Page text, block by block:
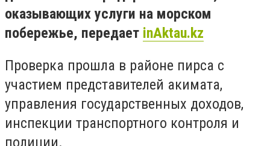
оказывающих услуги на морском
побережье, передает inAktau.kz
Проверка прошла в районе пирса с
участием представителей акимата,
управления государственных доходов,
инспекции транспортного контроля и
полиции.